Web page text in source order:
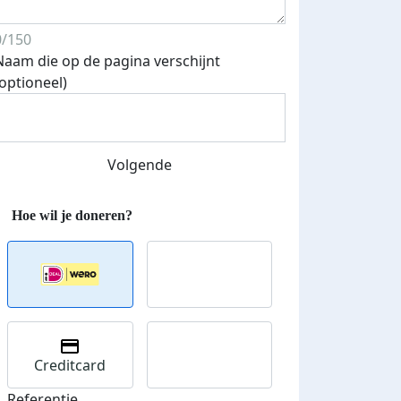
150
die op de pagina verschijnt
Volgende
Creditcard